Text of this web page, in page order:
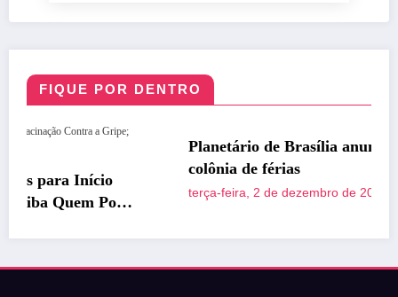
FIQUE POR DENTRO
DISTRITO FEDERAL
Planetário de Brasília anuncia décima edição da
terça-feira, 2 de dezembro de 2025 Naiara Dias